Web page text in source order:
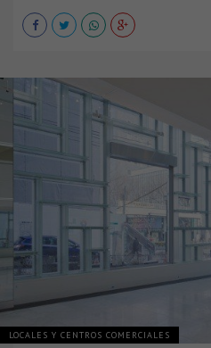
LOCALES Y CENTROS COMERCIALES